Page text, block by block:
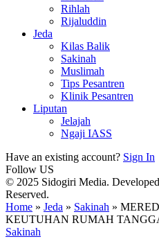
Rihlah
Rijaluddin
Jeda
Kilas Balik
Sakinah
Muslimah
Tips Pesantren
Klinik Pesantren
Liputan
Jelajah
Ngaji IASS
Have an existing account? Sign In
Follow US
© 2025 Sidogiri Media.
Reserved.
Home » Jeda » Sakinah »
KEUTUHAN RUMAH
Sakinah